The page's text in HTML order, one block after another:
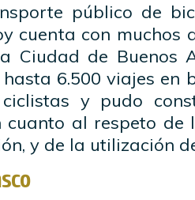
público de
cuenta con muchos
Ciudad de Buenos
6.500 viajes en
y pudo
cuanto al respeto
y de la utilización